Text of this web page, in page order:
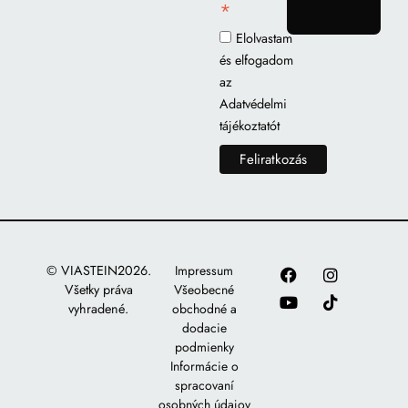
*
Elolvastam
és elfogadom
az
Adatvédelmi
tájékoztatót
© VIASTEIN2026.
Všetky práva
vyhradené.
Impressum
Všeobecné
obchodné a
dodacie
podmienky
Informácie o
spracovaní